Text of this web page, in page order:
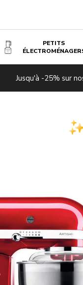
PETITS
Jusqu'à -25% sur
Blender K400 -